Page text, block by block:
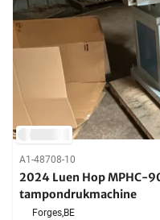
A1-48708-10
2024 Luen Hop MPHC-
tampondrukmachine
Forges,BE